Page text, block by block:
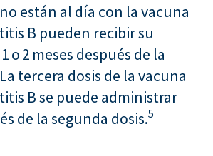
están al día con la vacuna
B pueden recibir su
o 2 meses después de la
tercera dosis de la vacuna
B se puede administrar
de la segunda dosis.5